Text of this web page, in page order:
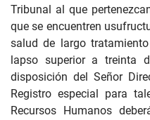
Tribunal al que
que se encuentren
salud de largo
lapso superior a treinta
disposición del Señor
Registro especial para
Recursos Humanos